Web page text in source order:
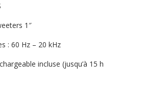
1″
: 60 Hz – 20 kHz
incluse (jusqu’à 15 h